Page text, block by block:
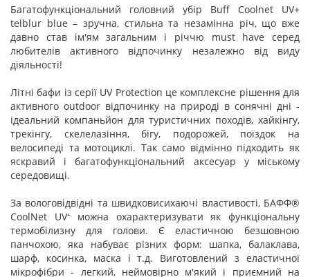
Багатофункціональний головний убір Buff Coolnet UV+
telblur blue – зручна, стильна та незамінна річ, що вже
давно став ім'ям загальним і річчю must have серед
любителів активного відпочинку незалежно від виду
діяльності!
Літні бафи із серії UV Protection це комплексне рішення для
активного outdoor відпочинку на природі в сонячні дні -
ідеальний компаньйон для туристичних походів, хайкінгу,
трекінгу, скелелазіння, бігу, подорожей, поїздок на
велосипеді та мотоциклі. Так само відмінно підходить як
яскравий і багатофункціональний аксесуар у міському
середовищі.
За вологовідвідні та швидковисихаючі властивості, БАФФ®
CoolNet UV⁺ можна охарактеризувати як функціональну
термобілизну для голови. Є еластичною безшовною
панчохою, яка набуває різних форм: шапка, балаклава,
шарф, косинка, маска і т.д. Виготовлений з еластичної
мікрофібри - легкий, неймовірно м'який і приємний на